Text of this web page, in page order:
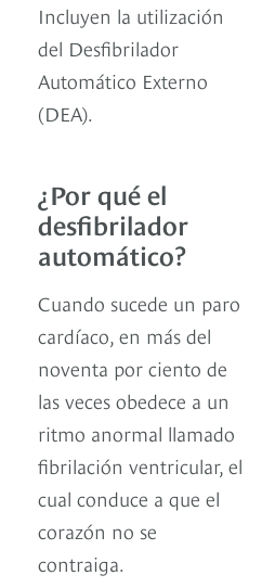
Incluyen la utilización
del Desfibrilador
Automático Externo
(DEA).
¿Por qué el
desfibrilador
automático?
Cuando sucede un paro
cardíaco, en más del
noventa por ciento de
las veces obedece a un
ritmo anormal llamado
fibrilación ventricular, el
cual conduce a que el
corazón no se
contraiga.